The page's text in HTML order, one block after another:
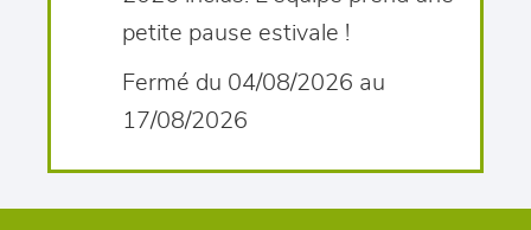
petite pause estivale !
Fermé du 04/08/2026 au
17/08/2026